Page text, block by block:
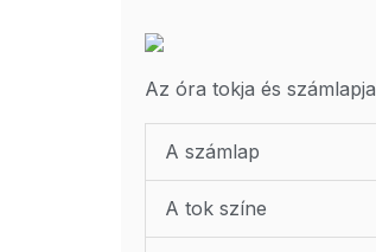
Az óra tokja és számlapja
A számlap
A tok színe